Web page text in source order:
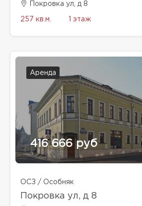
Покровка ул, д 8
257 кв.м. 1 этаж
Аренда
416 666 руб
ОСЗ / Особняк
Покровка ул, д 8